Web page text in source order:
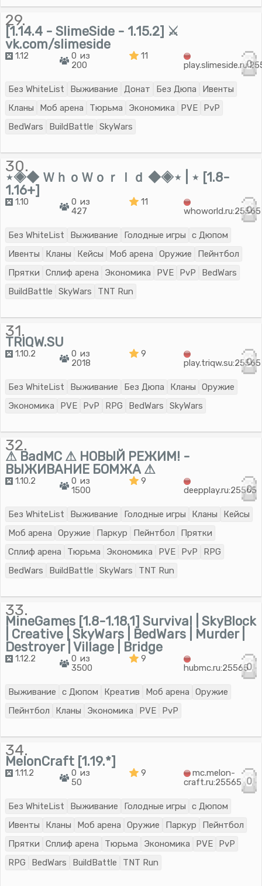
29.
[1.14.4 - SlimeSide - 1.15.2] ⚔
vk.com/slimeside
1.12
0 из
200
11
0
Без WhiteList Выживание Донат Без Дюпа
Ивенты
Кланы
Моб арена Тюрьма Экономика PVE
PvP
BedWars
BuildBattle SkyWars
30.
⋆◈◆ ＷｈｏＷｏｒｌｄ ◆◈⋆ | ⋆ [1.8-
1.16+]
1.10
0 из
427
11
whoworld.ru:25565
0
Без WhiteList Выживание Голодные игры
с Дюпом
Ивенты
Кланы Кейсы Моб арена Оружие
Пейнтбол
Прятки
Сплиф арена Экономика PVE PvP
BedWars
BuildBattle
SkyWars TNT Run
31.
TRIQW.SU
1.10.2
0 из
2018
9
play.triqw.su:25565
0
Без WhiteList Выживание Без Дюпа Кланы
Оружие
Экономика
PVE PvP RPG BedWars SkyWars
32.
⚠ BadMC ⚠ НОВЫЙ РЕЖИМ! -
ВЫЖИВАНИЕ БОМЖА ⚠
1.10.2
0 из
1500
9
deepplay.ru:25565
0
Без WhiteList Выживание Голодные игры Кланы
Кейсы
Моб арена
Оружие Паркур Пейнтбол
Прятки
Сплиф арена
Тюрьма Экономика PVE PvP
RPG
BedWars
BuildBattle SkyWars TNT Run
33.
MineGames [1.8-1.18.1] Survival | SkyBlock
| Creative | SkyWars | BedWars | Murder |
Destroyer | Village | Bridge
1.12.2
0 из
3500
9
hubmc.ru:255650
Выживание с Дюпом Креатив Моб арена
Оружие
Пейнтбол
Кланы Экономика PVE PvP
34.
MelonCraft [1.19.*]
1.11.2
0 из
50
9
mc.melon-
craft.ru:25565 0
Без WhiteList Выживание Голодные игры
с Дюпом
Ивенты
Кланы Моб арена Оружие Паркур
Пейнтбол
Прятки
Сплиф арена Тюрьма Экономика PVE
PvP
RPG
BedWars BuildBattle TNT Run